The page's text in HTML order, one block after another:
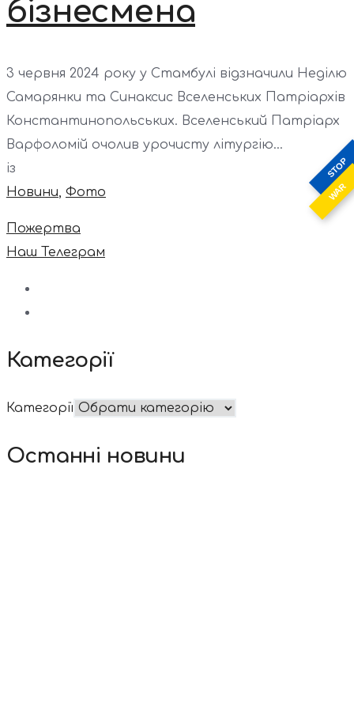
STOP
WAR
бізнесмена
3 червня 2024 року у Стамбулі відзначили Неділю
Самарянки та Синаксис Вселенських Патріархів
Константинопольських. Вселенський Патріарх
Варфоломій очолив урочисту літургію...
із
Новини, Фото
Пожертва
Наш Телеграм
Категорії
Категорії
Останні новини